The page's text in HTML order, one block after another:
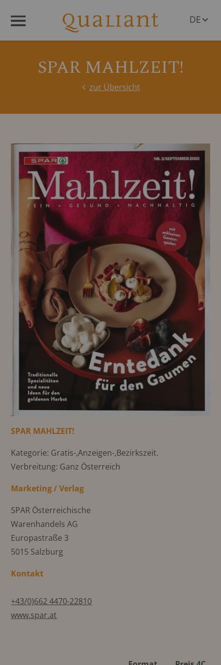
DE
SPAR MAHLZEIT!
zur Übersicht
SPAR MAHLZEIT!
Kategorie: Gratis-,Anzeigen-,Bezirkszeit.
Verbreitung: Ganz Österreich
Marketing / Verlag
SPAR Österreichische
Warenhandels AG
Europastraße 3
5015 Salzburg
Kontakt
+43/0)662 4470-22810
www.spar.at